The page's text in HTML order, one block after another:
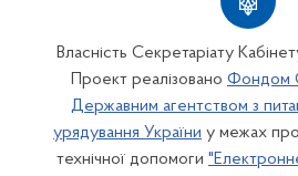
Власність Секретаріату
Проект реалізовано Фондом
Державним агентством з
урядування України у межах
технічної допомоги